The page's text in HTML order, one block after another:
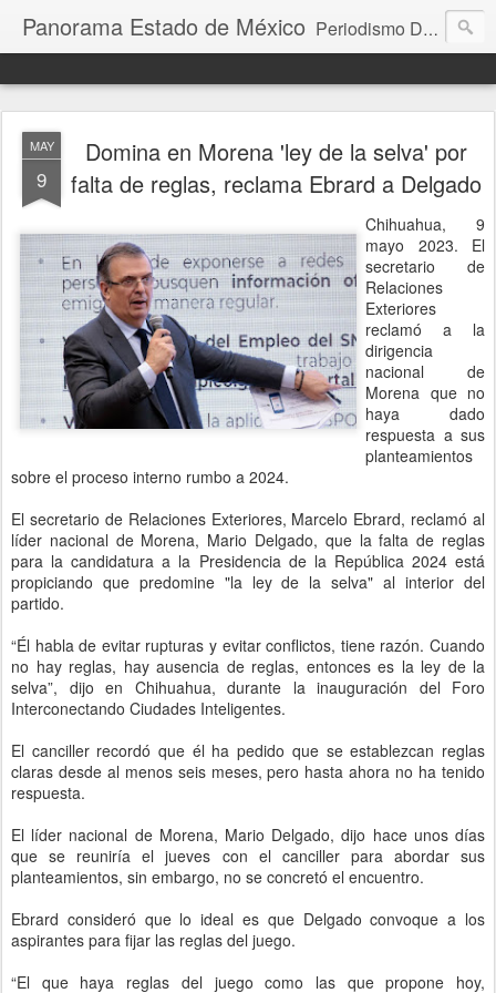
Panorama Estado de México Periodismo Digital
MAY
9
Domina en Morena 'ley de la selva' por
falta de reglas, reclama Ebrard a Delgado
Chihuahua, 9
mayo 2023. El
secretario de
Relaciones
Exteriores
reclamó a la
dirigencia
nacional de
Morena que no
haya dado
respuesta a sus
planteamientos
sobre el proceso interno rumbo a 2024.
El secretario de Relaciones Exteriores, Marcelo Ebrard, reclamó al
líder nacional de Morena, Mario Delgado, que la falta de reglas
para la candidatura a la Presidencia de la República 2024 está
propiciando que predomine "la ley de la selva" al interior del
partido.
“Él habla de evitar rupturas y evitar conflictos, tiene razón. Cuando
no hay reglas, hay ausencia de reglas, entonces es la ley de la
selva”, dijo en Chihuahua, durante la inauguración del Foro
Interconectando Ciudades Inteligentes.
El canciller recordó que él ha pedido que se establezcan reglas
claras desde al menos seis meses, pero hasta ahora no ha tenido
respuesta.
El líder nacional de Morena, Mario Delgado, dijo hace unos días
que se reuniría el jueves con el canciller para abordar sus
planteamientos, sin embargo, no se concretó el encuentro.
Ebrard consideró que lo ideal es que Delgado convoque a los
aspirantes para fijar las reglas del juego.
“El que haya reglas del juego como las que propone hoy,